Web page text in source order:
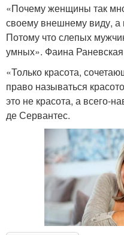
«Почему женщины так
своему внешнему виду, а
Потому что слепых
умных». Фаина Раневская
«Только красота,
право называться
это не красота, а всего-
де Сервантес.